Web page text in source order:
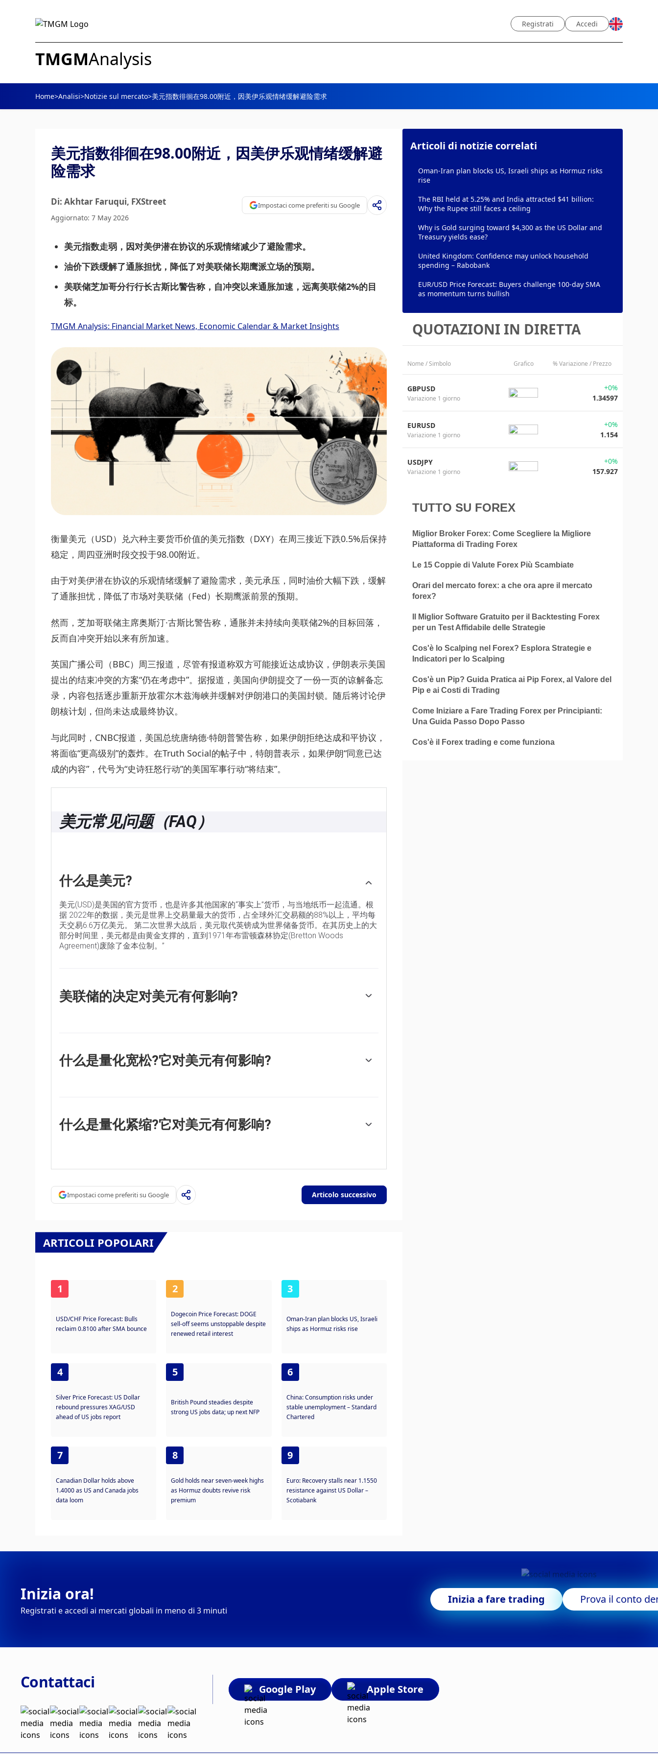
Registrati Accedi
TMGMAnalysis
Home>Analisi>Notizie sul mercato>美元指数徘徊在98.00附近，因美伊乐观情绪缓解避险需求
美元指数徘徊在98.00附近，因美伊乐观情绪缓解避
险需求
Di: Akhtar Faruqui, FXStreet
Aggiornato: 7 May 2026
Impostaci come preferiti su Google
美元指数走弱，因对美伊潜在协议的乐观情绪减少了避险需求。
油价下跌缓解了通胀担忧，降低了对美联储长期鹰派立场的预期。
美联储芝加哥分行行长古斯比警告称，自冲突以来通胀加速，远离美联储2%的目
标。
TMGM Analysis: Financial Market News, Economic Calendar & Market Insights
衡量美元（USD）兑六种主要货币价值的美元指数（DXY）在周三接近下跌0.5%后保持
稳定，周四亚洲时段交投于98.00附近。
由于对美伊潜在协议的乐观情绪缓解了避险需求，美元承压，同时油价大幅下跌，缓解
了通胀担忧，降低了市场对美联储（Fed）长期鹰派前景的预期。
然而，芝加哥联储主席奥斯汀·古斯比警告称，通胀并未持续向美联储2%的目标回落，
反而自冲突开始以来有所加速。
英国广播公司（BBC）周三报道，尽管有报道称双方可能接近达成协议，伊朗表示美国
提出的结束冲突的方案“仍在考虑中”。据报道，美国向伊朗提交了一份一页的谅解备忘
录，内容包括逐步重新开放霍尔木兹海峡并缓解对伊朗港口的美国封锁。随后将讨论伊
朗核计划，但尚未达成最终协议。
与此同时，CNBC报道，美国总统唐纳德·特朗普警告称，如果伊朗拒绝达成和平协议，
将面临“更高级别”的轰炸。在Truth Social的帖子中，特朗普表示，如果伊朗“同意已达
成的内容”，代号为“史诗狂怒行动”的美国军事行动“将结束”。
美元常见问题（FAQ）
什么是美元?
美元(USD)是美国的官方货币，也是许多其他国家的“事实上”货币，与当地纸币一起流通。根
据 2022年的数据，美元是世界上交易量最大的货币，占全球外汇交易额的88%以上，平均每
天交易6.6万亿美元。 第二次世界大战后，美元取代英镑成为世界储备货币。在其历史上的大
部分时间里，美元都是由黄金支撑的，直到1971年布雷顿森林协定(Bretton Woods
Agreement)废除了金本位制。”
美联储的决定对美元有何影响?
通货膨胀率低于2%或失业率过高时，美联储可能会降低利率，这将给美元带来压力。”
什么是量化宽松?它对美元有何影响?
时，这是最后的手段。这是美联储在2008年金融危机期间对抗信贷紧缩的首选武器。它涉及
到美联储印刷更多的美元，并用这些美元主要从金融机构购买美国政府债券。量化宽松通常
什么是量化紧缩?它对美元有何影响?
Impostaci come preferiti su Google Articolo successivo
ARTICOLI POPOLARI
1
USD/CHF Price Forecast: Bulls
reclaim 0.8100 after SMA bounce
2
Dogecoin Price Forecast: DOGE
sell-off seems unstoppable despite
renewed retail interest
3
Oman-Iran plan blocks US, Israeli
ships as Hormuz risks rise
4
Silver Price Forecast: US Dollar
rebound pressures XAG/USD
ahead of US jobs report
5
British Pound steadies despite
strong US jobs data; up next NFP
6
China: Consumption risks under
stable unemployment – Standard
Chartered
7
Canadian Dollar holds above
1.4000 as US and Canada jobs
data loom
8
Gold holds near seven-week highs
as Hormuz doubts revive risk
premium
9
Euro: Recovery stalls near 1.1550
resistance against US Dollar –
Scotiabank
Articoli di notizie correlati
Oman-Iran plan blocks US, Israeli ships as Hormuz risks
rise
The RBI held at 5.25% and India attracted $41 billion:
Why the Rupee still faces a ceiling
Why is Gold surging toward $4,300 as the US Dollar and
Treasury yields ease?
United Kingdom: Confidence may unlock household
spending – Rabobank
EUR/USD Price Forecast: Buyers challenge 100-day SMA
as momentum turns bullish
QUOTAZIONI IN DIRETTA
Nome / Simbolo Grafico % Variazione / Prezzo
GBPUSD
Variazione 1 giorno
+0%
1.34597
EURUSD
Variazione 1 giorno
+0%
1.154
USDJPY
Variazione 1 giorno
+0%
157.927
TUTTO SU FOREX
Miglior Broker Forex: Come Scegliere la Migliore
Piattaforma di Trading Forex
Le 15 Coppie di Valute Forex Più Scambiate
Orari del mercato forex: a che ora apre il mercato
forex?
Il Miglior Software Gratuito per il Backtesting Forex
per un Test Affidabile delle Strategie
Cos'è lo Scalping nel Forex? Esplora Strategie e
Indicatori per lo Scalping
Cos'è un Pip? Guida Pratica ai Pip Forex, al Valore del
Pip e ai Costi di Trading
Come Iniziare a Fare Trading Forex per Principianti:
Una Guida Passo Dopo Passo
Cos'è il Forex trading e come funziona
Inizia ora!
Registrati e accedi ai mercati globali in meno di 3 minuti
Inizia a fare trading Prova il conto
Contattaci Google Play Apple Store